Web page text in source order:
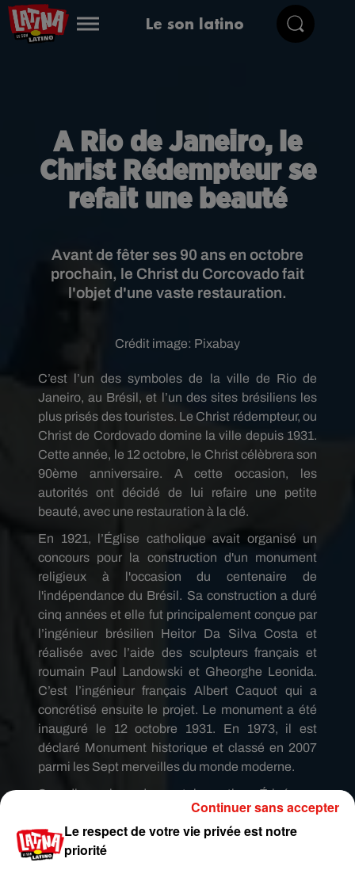
Le son latino
A Rio de Janeiro, le
Christ Rédempteur se
refait une beauté
Avant de fêter ses 90 ans en octobre
prochain, le Christ du Corcovado fait
l'objet d'une vaste restauration.
Crédit image: Pixabay
C’est l’un des symboles de la ville de Rio de
Janeiro, au Brésil, et l’un des sites brésiliens les
plus prisés des touristes. Le Christ rédempteur, ou
Christ de Cordovado domine la ville depuis 1931.
Cette année, le 12 octobre, le Christ célèbrera son
90ème anniversaire. A cette occasion, les
autorités ont décidé de lui refaire une petite
beauté, avec une restauration à la clé.
En 1921, l’Église catholique avait organisé un
concours pour la construction d'un monument
religieux à l'occasion du centenaire de
l'indépendance du Brésil. Sa construction a duré
cinq années et elle fut principalement conçue par
l’ingénieur brésilien Heitor Da Silva Costa et
réalisée avec l’aide des sculpteurs français et
roumain Paul Landowski et Gheorghe Leonida.
C’est l’ingénieur français Albert Caquot qui a
concrétisé ensuite le projet. Le monument a été
inauguré le 12 octobre 1931. En 1973, il est
déclaré Monument historique et classé en 2007
parmi les Sept merveilles du monde moderne.
Ses dimensions donnent le vertige. Érigée en
haut du mont Cordovado à une altitude de 710
mètres, la statue mesure 38 mètres de haut et
pèse 1 145 tonnes.
Le respect de votre vie privée est notre
priorité
Continuer sans accepter